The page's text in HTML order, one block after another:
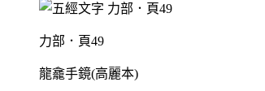
力部．頁49
龍龕手鏡(高麗本)